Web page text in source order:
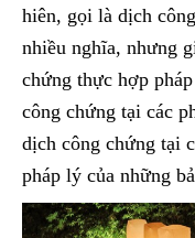
hiên, gọi là dịch
nhiều nghĩa, nhưng
chứng thực hợp
công chứng tại các
dịch công chứng tại
pháp lý của những